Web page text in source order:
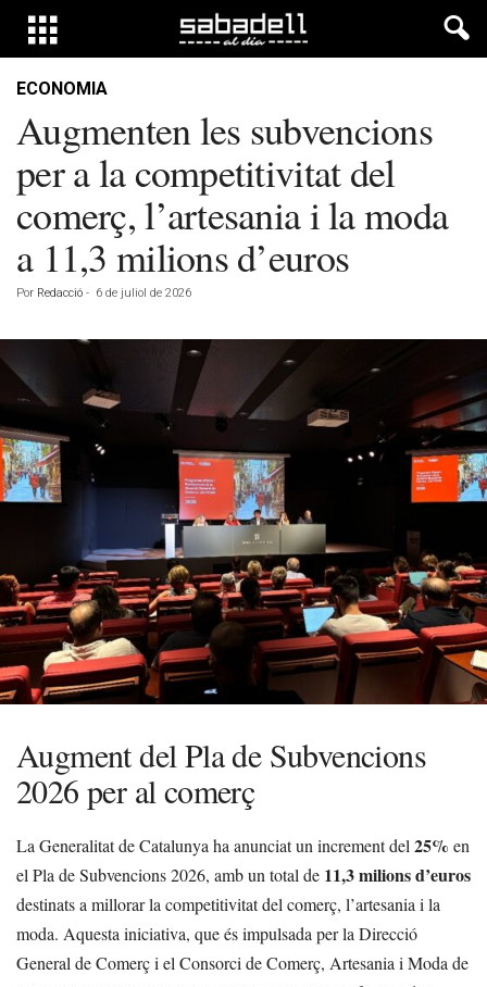
ECONOMIA
Augmenten les subvencions
per a la competitivitat del
comerç, l’artesania i la moda
a 11,3 milions d’euros
Por Redacció - 6 de juliol de 2026
Augment del Pla de Subvencions
2026 per al comerç
La Generalitat de Catalunya ha anunciat un increment del 25% en
el Pla de Subvencions 2026, amb un total de 11,3 milions d’euros
destinats a millorar la competitivitat del comerç, l’artesania i la
moda. Aquesta iniciativa, que és impulsada per la Direcció
General de Comerç i el Consorci de Comerç, Artesania i Moda de